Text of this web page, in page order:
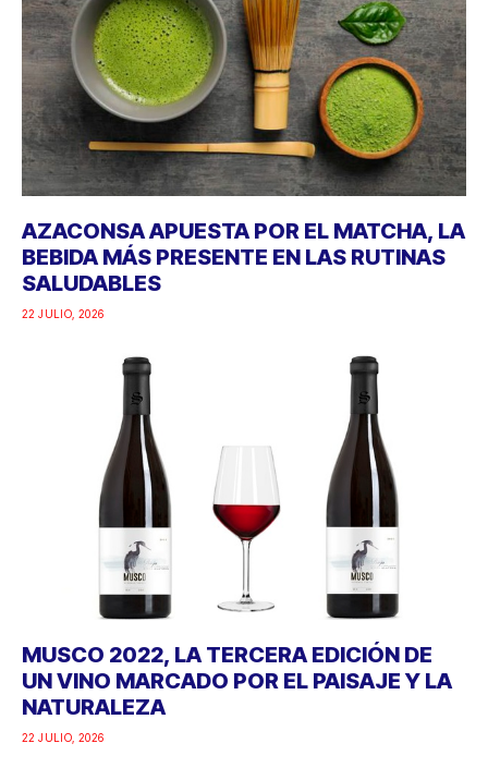
AZACONSA APUESTA POR EL MATCHA, LA
BEBIDA MÁS PRESENTE EN LAS RUTINAS
SALUDABLES
22 JULIO, 2026
MUSCO 2022, LA TERCERA EDICIÓN DE
UN VINO MARCADO POR EL PAISAJE Y LA
NATURALEZA
22 JULIO, 2026